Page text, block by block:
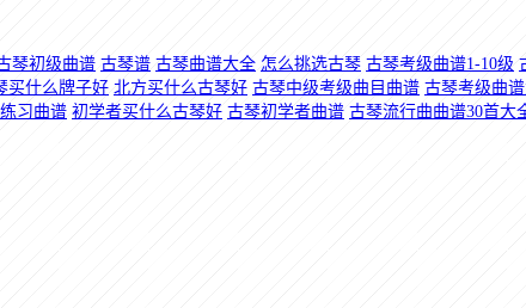
琴初级曲谱 古琴谱 古琴曲谱大全 怎么挑选古琴 古琴考级曲谱1-10级
买什么牌子好 北方买什么古琴好 古琴中级考级曲目曲谱 古琴考级曲
习曲谱 初学者买什么古琴好 古琴初学者曲谱 古琴流行曲曲谱30首大